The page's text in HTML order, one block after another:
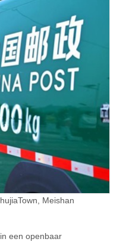
Meishan
een openbaar